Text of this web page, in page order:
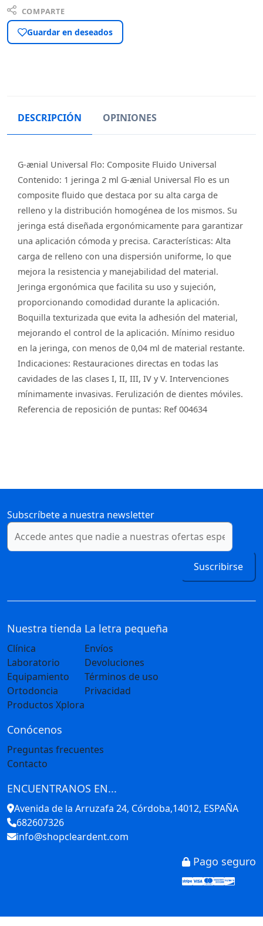
COMPARTE
Guardar en deseados
DESCRIPCIÓN OPINIONES
G-ænial Universal Flo: Composite Fluido Universal
Contenido: 1 jeringa 2 ml G-ænial Universal Flo es un
composite fluido que destaca por su alta carga de
relleno y la distribución homogénea de los mismos. Su
jeringa está diseñada ergonómicamente para garantizar
una aplicación cómoda y precisa. Características: Alta
carga de relleno con una dispersión uniforme, lo que
mejora la resistencia y manejabilidad del material.
Jeringa ergonómica que facilita su uso y sujeción,
proporcionando comodidad durante la aplicación.
Boquilla texturizada que evita la adhesión del material,
mejorando el control de la aplicación. Mínimo residuo
en la jeringa, con menos de 0,04 ml de material restante.
Indicaciones: Restauraciones directas en todas las
cavidades de las clases I, II, III, IV y V. Intervenciones
mínimamente invasivas. Ferulización de dientes móviles.
Referencia de reposición de puntas: Ref 004634
Subscríbete a nuestra newsletter
Suscribirse
Nuestra tienda
Clínica
Laboratorio
Equipamiento
Ortodoncia
Productos Xplora
La letra pequeña
Envíos
Devoluciones
Términos de uso
Privacidad
Conócenos
Preguntas frecuentes
Contacto
ENCUENTRANOS EN...
Avenida de la Arruzafa 24, Córdoba,14012, ESPAÑA
682607326
info@shopcleardent.com
Pago seguro
Stripe
Visa